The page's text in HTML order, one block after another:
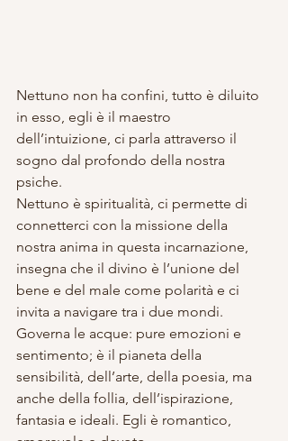
Nettuno non ha confini, tutto è diluito
in esso, egli è il maestro
dell’intuizione, ci parla attraverso il
sogno dal profondo della nostra
psiche.
Nettuno è spiritualità, ci permette di
connetterci con la missione della
nostra anima in questa incarnazione,
insegna che il divino è l’unione del
bene e del male come polarità e ci
invita a navigare tra i due mondi.
Governa le acque: pure emozioni e
sentimento; è il pianeta della
sensibilità, dell’arte, della poesia, ma
anche della follia, dell’ispirazione,
fantasia e ideali. Egli è romantico,